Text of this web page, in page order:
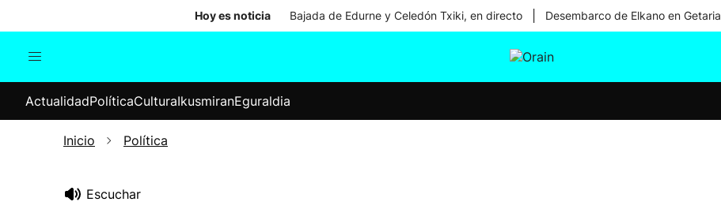
Hoy es noticia Bajada de Edurne y Celedón Txiki, en directo Desembarco de Elkano en Getaria
Internacional
Elecciones
ActualidadPolíticaCulturaIkusmiranEguraldia
Inicio Política
Escuchar